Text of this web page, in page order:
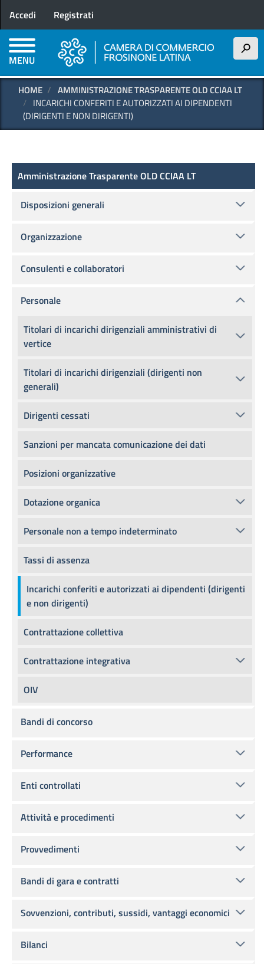
principale
Menu profilo utente
Accedi Registrati
MENU
h
HOME
AMMINISTRAZIONE TRASPARENTE OLD CCIAA LT
INCARICHI CONFERITI E AUTORIZZATI AI DIPENDENTI
(DIRIGENTI E NON DIRIGENTI)
Amministrazione Trasparente OLD
Amministrazione Trasparente OLD CCIAA LT
Disposizioni generali
Organizzazione
Consulenti e collaboratori
Personale
Titolari di incarichi dirigenziali amministrativi di
vertice
Titolari di incarichi dirigenziali (dirigenti non
generali)
Dirigenti cessati
Sanzioni per mancata comunicazione dei dati
Posizioni organizzative
Dotazione organica
Personale non a tempo indeterminato
Tassi di assenza
Incarichi conferiti e autorizzati ai dipendenti (dirigenti
e non dirigenti)
Contrattazione collettiva
Contrattazione integrativa
OIV
Bandi di concorso
Performance
Enti controllati
Attività e procedimenti
Provvedimenti
Bandi di gara e contratti
Sovvenzioni, contributi, sussidi, vantaggi economici
Bilanci